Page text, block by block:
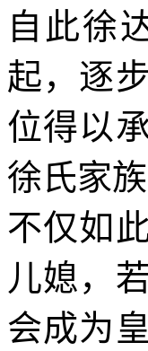
自此徐
起，逐
位得以
徐氏家
不仅如
儿媳，
会成为